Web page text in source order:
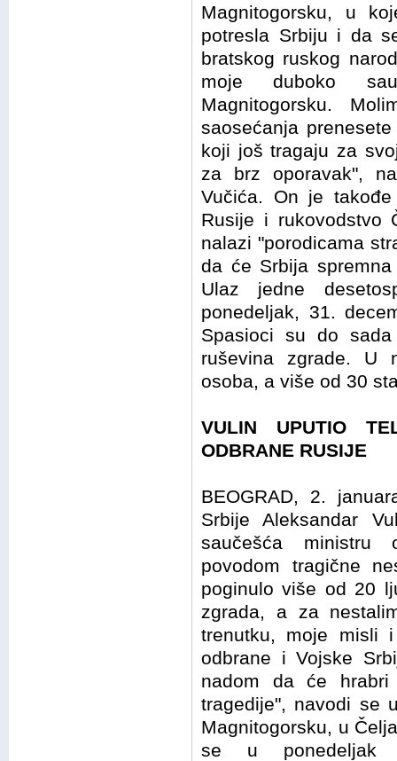
Magnitogorsku, u
potresla Srbiju i da
bratskog ruskog
moje duboko
Magnitogorsku.
saosećanja
koji još tragaju za
za brz oporavak",
Vučića. On je
Rusije i rukovodstvo
nalazi "porodicama
da će Srbija
Ulaz jedne
ponedeljak, 31.
Spasioci su do
ruševina zgrade. U
osoba, a više od 30
VULIN UPUTIO
ODBRANE RUSIJE
BEOGRAD, 2.
Srbije Aleksandar
saučešća ministru
povodom tragične
poginulo više od 20
zgrada, a za
trenutku, moje misli
odbrane i Vojske
nadom da će hrabri
tragedije", navodi se
Magnitogorsku, u
se u ponedeljak